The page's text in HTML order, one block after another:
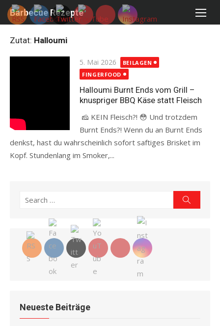
Skip
Barbecue Rezepte
Zutat: Halloumi
Posted
on
5. Mai 2026
BEILAGEN
FINGERFOOD
Halloumi Burnt Ends vom Grill –
knuspriger BBQ Käse statt Fleisch
🧀 KEIN Fleisch?! 😳 Und trotzdem
Burnt Ends?! Wenn du an Burnt Ends
denkst, hast du wahrscheinlich sofort saftiges Brisket im
Kopf. Stundenlang im Smoker,...
Search
Neueste Beiträge